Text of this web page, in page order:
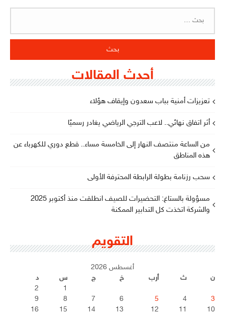
أحدث المقالات
تعزيزات أمنية بباب سعدون وإيقاف هؤلاء
أثر اتفاق نهائي.. لاعب الترجي الرياضي يغادر رسميًا
من الساعة منتصف النهار إلى الخامسة مساء.. قطع دوري للكهرباء عن
هذه المناطق
سحب رزنامة بطولة الرابطة المحترفة الأولى
مسؤولة بالستاغ: التحضيرات للصيف انطلقت منذ أكتوبر 2025
والشركة اتخذت كل التدابير الممكنة
التقويم
أغسطس 2026
ن
ث أرب خ ج س
د
1
2
3
4
5
6
7
8
9
10
11
12
13
14
15
16